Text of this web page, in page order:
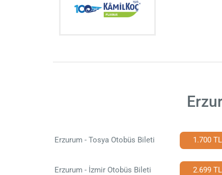
Erzurum - Tosya Otobüs Bileti 1.700 TL
Erzurum - İzmir Otobüs Bileti 2.699 TL